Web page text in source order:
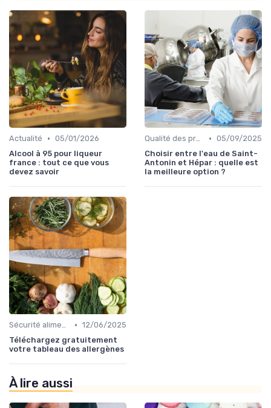
Actualité • 05/01/2026
Alcool à 95 pour liqueur
france : tout ce que vous
devez savoir
Qualité des produits • 05/09/2025
Choisir entre l'eau de Saint-
Antonin et Hépar : quelle est
la meilleure option ?
Sécurité alimentaire • 12/06/2025
Téléchargez gratuitement
votre tableau des allergènes
À lire aussi